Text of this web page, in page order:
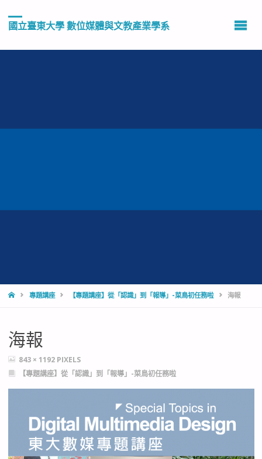
國立臺東大學 數位媒體與文教產業學系
HOME專題講座 【專題講座】從「認識」到「報導」-菜鳥初任務啦 海報
海報
FULL
SIZE
843 × 1192 PIXELS
【專題講座】從「認識」到「報導」-菜鳥初任務啦